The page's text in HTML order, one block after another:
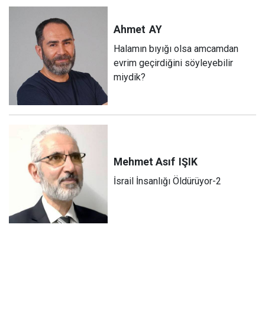
Ahmet AY
Halamın bıyığı olsa amcamdan
evrim geçirdiğini söyleyebilir
miydik?
Mehmet Asıf IŞIK
İsrail İnsanlığı Öldürüyor-2